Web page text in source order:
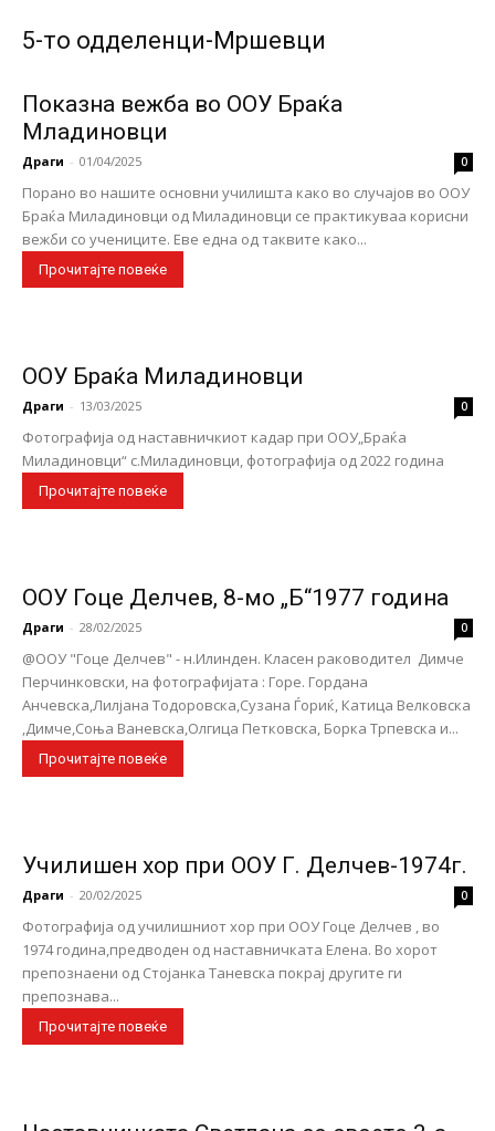
5-то одделенци-Мршевци
Показна вежба во ООУ Браќа
Младиновци
Драги - 01/04/2025 0
Порано во нашите основни училишта како во случајов во ООУ
Браќа Миладиновци од Миладиновци се практикуваа корисни
вежби со учениците. Еве една од таквите како...
Прочитајте повеќе
ООУ Браќа Миладиновци
Драги - 13/03/2025 0
Фотографија од наставничкиот кадар при ООУ„Браќа
Миладиновци“ с.Миладиновци, фотографија oд 2022 година
Прочитајте повеќе
ООУ Гоце Делчев, 8-мо „Б“1977 година
Драги - 28/02/2025 0
@OOУ "Гоце Делчев" - н.Илинден. Класен раководител Димче
Перчинковски, на фотографијата : Горе. Гордана
Анчевска,Лилјана Тодоровска,Сузана Ѓориќ, Катица Велковска
,Димче,Соња Ваневска,Олгица Петковска, Борка Трпевска и...
Прочитајте повеќе
Училишен хор при ООУ Г. Делчев-1974г.
Драги - 20/02/2025 0
Фотографија од училишниот хор при ООУ Гоце Делчев , во
1974 година,предводен од наставничката Елена. Во хорот
препознаени од Стојанка Таневска покрај другите ги
препознава...
Прочитајте повеќе